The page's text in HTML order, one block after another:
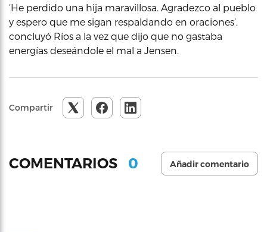
‘He perdido una hija maravillosa. Agradezco al pueblo
y espero que me sigan respaldando en oraciones’,
concluyó Ríos a la vez que dijo que no gastaba
energías deseándole el mal a Jensen.
Compartir
COMENTARIOS 0 Añadir comentario